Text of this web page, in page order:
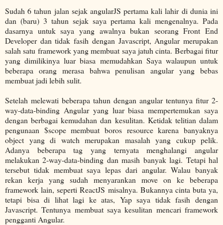
Sudah 6 tahun jalan sejak angularJS pertama kali lahir di dunia ini
dan (baru) 3 tahun sejak saya pertama kali mengenalnya. Pada
dasarnya untuk saya yang awalnya bukan seorang Front End
Developer dan tidak fasih dengan Javascript, Angular merupakan
salah satu framework yang membuat saya jatuh cinta. Berbagai fitur
yang dimilikinya luar biasa memudahkan Saya walaupun untuk
beberapa orang merasa bahwa penulisan angular yang bebas
membuat jadi lebih sulit.
Setelah melewati beberapa tahun dengan angular tentunya fitur 2-
way-data-binding Angular yang luar biasa mempertemukan saya
dengan berbagai kemudahan dan kesulitan. Ketidak telitian dalam
pengunaan $scope membuat boros resource karena banyaknya
object yang di watch merupakan masalah yang cukup pelik.
Adanya beberapa tag yang ternyata menghalangi angular
melakukan 2-way-data-binding dan masih banyak lagi. Tetapi hal
tersebut tidak membuat saya lepas dari angular. Walau banyak
rekan kerja yang sudah menyarankan move on ke beberapa
framework lain, seperti ReactJS misalnya. Bukannya cinta buta ya,
tetapi bisa di lihat lagi ke atas, Yap saya tidak fasih dengan
Javascript. Tentunya membuat saya kesulitan mencari framework
pengganti Angular.